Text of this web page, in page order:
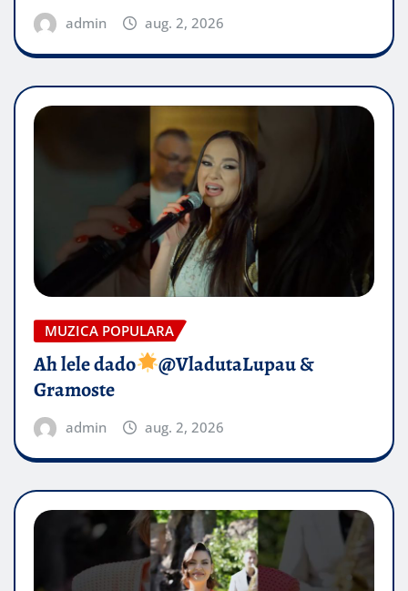
admin aug. 2, 2026
MUZICA POPULARA
Ah lele dado​
@VladutaLupau &
Gramoste
admin aug. 2, 2026